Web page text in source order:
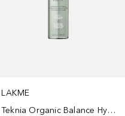
LAKME
Teknia Organic Balance Hydra - Oil